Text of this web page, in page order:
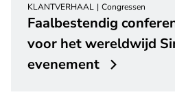
KLANTVERHAAL Congressen
Faalbestendig
voor het wereldwijd
evenement